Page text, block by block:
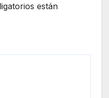
están